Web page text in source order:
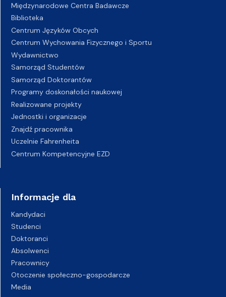
Międzynarodowe Centra Badawcze
Biblioteka
Centrum Języków Obcych
Centrum Wychowania Fizycznego i Sportu
Wydawnictwo
Samorząd Studentów
Samorząd Doktorantów
Programy doskonałości naukowej
Realizowane projekty
Jednostki i organizacje
Znajdź pracownika
Uczelnie Fahrenheita
Centrum Kompetencyjne EZD
Informacje dla
Kandydaci
Studenci
Doktoranci
Absolwenci
Pracownicy
Otoczenie społeczno-gospodarcze
Media